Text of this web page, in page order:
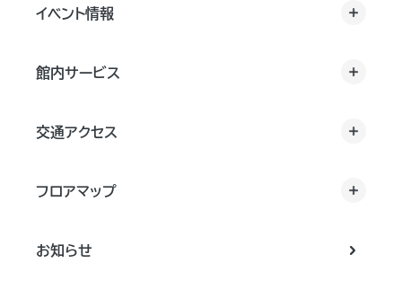
イベント情報
館内サービス
交通アクセス
フロアマップ
お知らせ